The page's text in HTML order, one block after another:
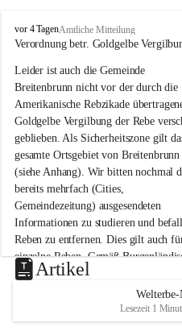
B
r
i
t
e
n
b
r
u
n
n
a
m
N
e
u
s
d
vor 4 TagenAmtliche Mitteilung
Verordnung betr. Goldgelbe
Leider ist auch die Gemeinde
Breitenbrunn nicht vor der durch die
Amerikanische Rebzikade
Goldgelbe Vergilbung der Rebe
geblieben. Als Sicherheitszone gilt
gesamte Ortsgebiet von Breitenbrunn
(siehe Anhang). Wir bitten nochmal
bereits mehrfach (Cities,
Gemeindezeitung) ausgesendeten
Informationen zu studieren und
Reben zu entfernen. Dies gilt auch
einzelne Reben. Gemäß
Weinbaugesetz sind nicht gepflegte
unzulässige Weingärten zu roden!
helfen wir zusammen um unsere
vor den prognostizierten
Artikel
Lesezeit 1